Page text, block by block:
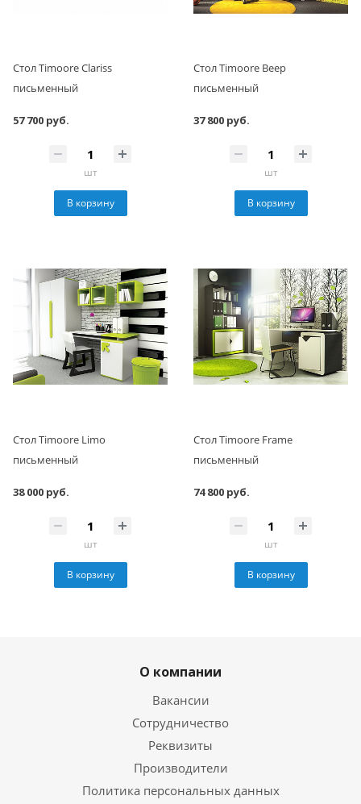
Стол Timoore Clariss
письменный
57 700 руб.
шт
В корзину
Стол Timoore Beep
письменный
37 800 руб.
шт
В корзину
Стол Timoore Limo
письменный
38 000 руб.
шт
В корзину
Стол Timoore Frame
письменный
74 800 руб.
шт
В корзину
О компании
Вакансии
Сотрудничество
Реквизиты
Производители
Политика персональных данных